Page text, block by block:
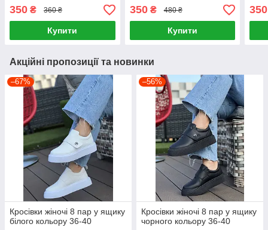
350 ₴ 360 ₴
Купити
350₴ 480 ₴
Купити
350
Акційні пропозиції та новинки
–67%
Кросівки жіночі 8 пар у ящику
білого кольору 36-40
–56%
Кросівки жіночі 8 пар у ящику
чорного кольору 36-40